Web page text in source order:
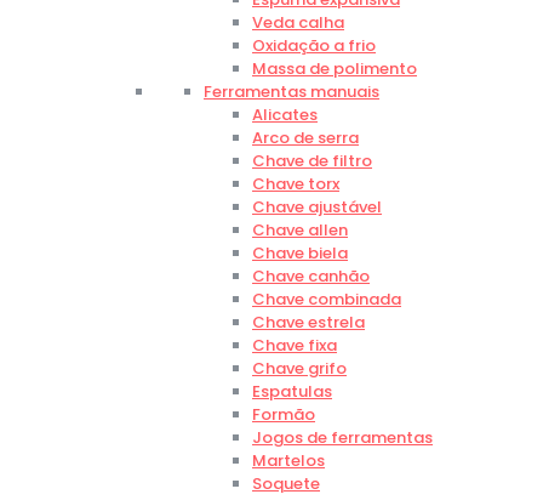
Veda calha
Oxidação a frio
Massa de polimento
Ferramentas manuais
Alicates
Arco de serra
Chave de filtro
Chave torx
Chave ajustável
Chave allen
Chave biela
Chave canhão
Chave combinada
Chave estrela
Chave fixa
Chave grifo
Espatulas
Formão
Jogos de ferramentas
Martelos
Soquete